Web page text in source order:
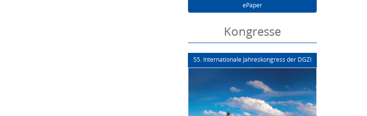
ePaper
Kongresse
55. Internationale Jahreskongress der DGZI